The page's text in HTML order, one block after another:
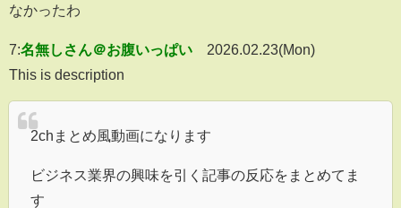
なかったわ
7:名無しさん＠お腹いっぱい
2026.02.23(Mon)
This is description
2chまとめ風動画になります
ビジネス業界の興味を引く記事の反応をまとめてま
す